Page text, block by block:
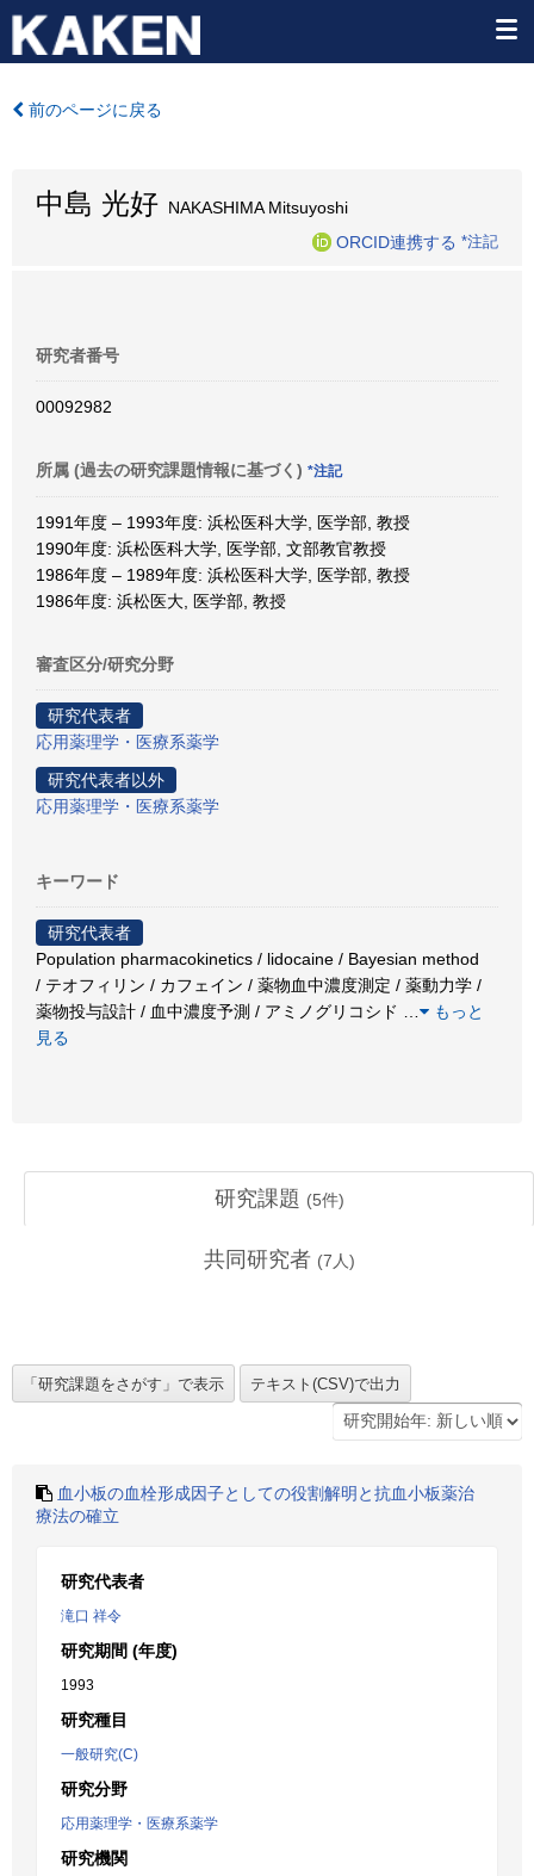
前のページに戻る
中島 光好 NAKASHIMA Mitsuyoshi
ORCID連携する *注記
研究者番号
00092982
所属 (過去の研究課題情報に基づく) *注記
1991年度 – 1993年度: 浜松医科大学, 医学部, 教授
1990年度: 浜松医科大学, 医学部, 文部教官教授
1986年度 – 1989年度: 浜松医科大学, 医学部, 教授
1986年度: 浜松医大, 医学部, 教授
審査区分/研究分野
研究代表者
応用薬理学・医療系薬学
研究代表者以外
応用薬理学・医療系薬学
キーワード
研究代表者
Population pharmacokinetics / lidocaine / Bayesian method
/ テオフィリン / カフェイン / 薬物血中濃度測定 / 薬動力学 /
薬物投与設計 / 血中濃度予測 / アミノグリコシド
もっと
見る
研究課題 (5件)
共同研究者 (7 人)
血小板の血栓形成因子としての役割解明と抗血小板薬治
療法の確立
研究代表者
滝口 祥令
研究期間 (年度)
1993
研究種目
一般研究(C)
研究分野
応用薬理学・医療系薬学
研究機関